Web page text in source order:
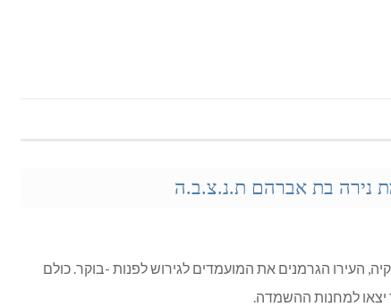
נירה בת אברהם ת.נ.צ.ב.ה
העירו הגרמנים את המועמדים לגירוש לפנות -בוקר. כולם
יצאו למחנות ההשמדה.